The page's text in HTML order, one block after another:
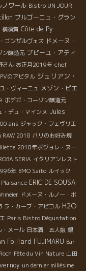
ノワール Bistro UN JOUR
ブルゴーニュ・グラン
横須賀 Côte de Py
ゴンザルヴェス ドメーヌ・
ン醸造元 プピーユ・アティ
さん お正月2019年 chef
のアビタル ジュリアン・
・ヴィーニュ メゾン・ピエ
ボデガ・コーゾン醸造元
・デュ・マインヌ Jules
ans ジャック・フェヴリエ
2018 パリのお好み焼
2018年ボジョレ・ヌー
SERIA イタリアンレスト
年 BMO Saito ルイック
ERIC DE SOUSA
ドメーヌ・ルノー・ボ
ラ・カーブ・アピコル H2O
Paris Bistro Dégustation
・メール 日本酒 五人娘 銀
Foillard FUJIMARU Bar
Fête du Vin Nature 山田
un dernier millésime